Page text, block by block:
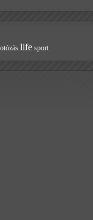
life sport